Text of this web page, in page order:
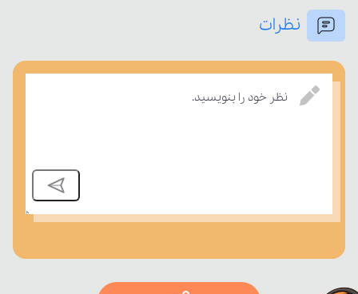
نظرات
نظر خود را بنویسید.